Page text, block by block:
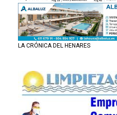
LA CRÓNICA DEL HENARES